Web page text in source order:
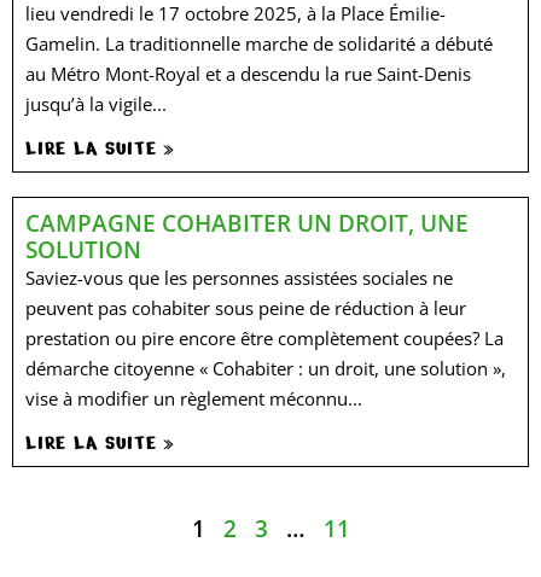
lieu vendredi le 17 octobre 2025, à la Place Émilie-
Gamelin. La traditionnelle marche de solidarité a débuté
au Métro Mont-Royal et a descendu la rue Saint-Denis
jusqu’à la vigile...
LIRE LA SUITE »
CAMPAGNE COHABITER UN DROIT, UNE
SOLUTION
Saviez-vous que les personnes assistées sociales ne
peuvent pas cohabiter sous peine de réduction à leur
prestation ou pire encore être complètement coupées? La
démarche citoyenne « Cohabiter : un droit, une solution »,
vise à modifier un règlement méconnu...
LIRE LA SUITE »
1 2 3 … 11